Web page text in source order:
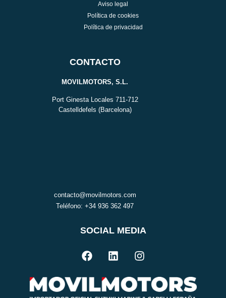
Aviso legal
Política de cookies
Política de privacidad
CONTACTO
MOVILMOTORS, S.L.
Port Ginesta Locales 711-712
Castelldefels (Barcelona)
contacto@movilmotors.com
Teléfono: +34 936 362 497
SOCIAL MEDIA